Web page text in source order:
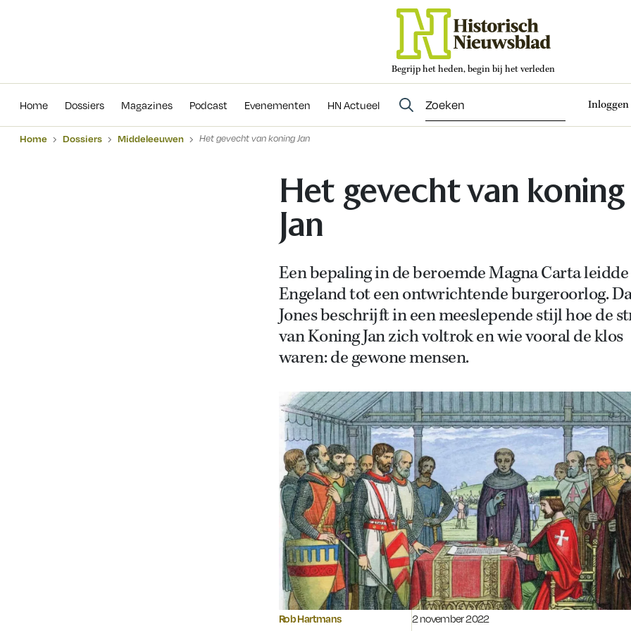
Begrijp het heden, begin bij het verleden
Home Dossiers Magazines Podcast Evenementen HN Actueel Inloggen
Evenementen
Home Dossiers Middeleeuwen Het gevecht van koning Jan
Het gevecht van koning
Jan
Een bepaling in de beroemde Magna Carta
Engeland tot een ontwrichtende burgeroorlog.
Jones beschrijft in een meeslepende stijl hoe de
van Koning Jan zich voltrok en wie vooral de klos
waren: de gewone mensen.
Rob Hartmans
Gepubliceerd op:
2 november 2022